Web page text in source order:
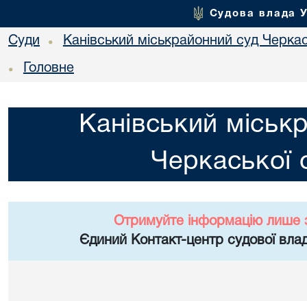
Судова влада
Суди • Канівський міськрайонний суд
• Головне
Канівський
Черкаської
Отримуйте інформацію лише
Єдиний Контакт-центр судової